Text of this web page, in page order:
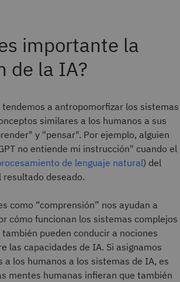
importante la
de la IA?
tendemos a antropomorfizar los sistemas
similares a los humanos a sus
y "pensar". Por ejemplo, alguien
no entiende mi instrucción" cuando el
de lenguaje natural) del
deseado.
como “comprensión” nos ayudan a
cómo funcionan los sistemas complejos
también pueden conducir a nociones
las capacidades de IA. Si asignamos
a los humanos a los sistemas de IA, es
mentes humanas infieran que también